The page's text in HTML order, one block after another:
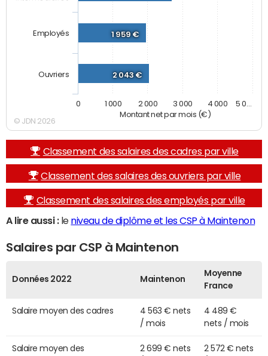
Montant net par mois (€)
1 959 €
2 043 €
Employés
Ouvriers
0 1 000 2 000 3 000 4 000 5 0…
© JDN 2026
Classement des salaires des cadres par ville
Classement des salaires des ouvriers par ville
Classement des salaires des employés par ville
A lire aussi :le niveau de diplôme et les CSP à Maintenon
Salaires par CSP à Maintenon
Données 2022 Maintenon
Moyenne
France
Salaire moyen des cadres
4 563 € nets
/ mois
4 489 €
nets / mois
Salaire moyen des
2 699 € nets
2 572 € nets